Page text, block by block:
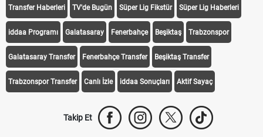
Transfer Haberleri TV'de Bugün Süper Lig Fikstür Süper Lig Haberleri
iddaa Programı Galatasaray Fenerbahçe Beşiktaş Trabzonspor
Galatasaray Transfer Fenerbahçe Transfer Beşiktaş Transfer
Trabzonspor Transfer Canlı İzle iddaa Sonuçları Aktif Sayaç